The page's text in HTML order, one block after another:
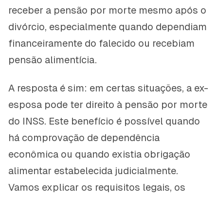
receber a pensão por morte mesmo após o
divórcio, especialmente quando dependiam
financeiramente do falecido ou recebiam
pensão alimentícia.
A resposta é sim: em certas situações, a ex-
esposa pode ter direito à pensão por morte
do INSS. Este benefício é possível quando
há comprovação de dependência
econômica ou quando existia obrigação
alimentar estabelecida judicialmente.
Vamos explicar os requisitos legais, os